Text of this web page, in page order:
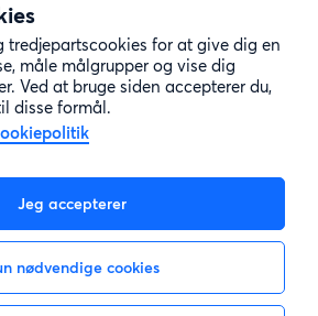
tredjepartscookies for at give dig en
måle målgrupper og vise dig
Ved at bruge siden accepterer du,
disse formål.
Jeg accepterer
nødvendige cookies